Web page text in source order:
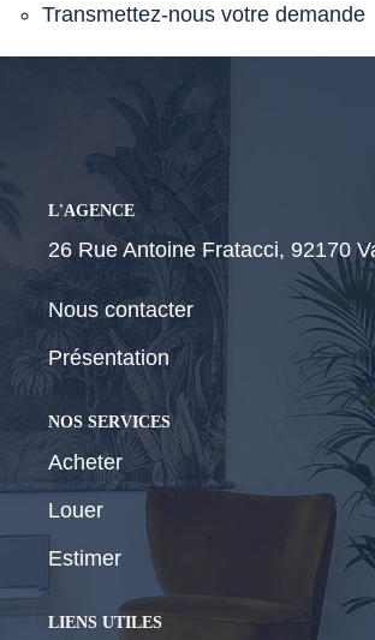
CONTACT
Transmettez-nous votre demande
L'AGENCE
26 Rue Antoine Fratacci, 92170
Nous contacter
Présentation
NOS SERVICES
Acheter
Louer
Estimer
LIENS UTILES